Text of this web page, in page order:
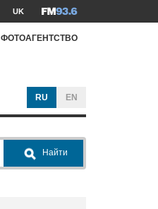
UK
ФОТОАГЕНТСТВО
RU EN
Найти